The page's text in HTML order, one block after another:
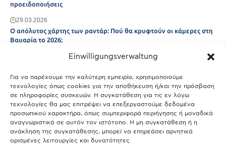
Einwilligungsverwaltung
Για να παρέχουμε την καλύτερη εμπειρία, χρησιμοποιούμε
τεχνολογίες όπως cookies για την αποθήκευση ή/και την πρόσβαση
σε πληροφορίες συσκευών. Η συγκατάθεση για τις εν λόγω
τεχνολογίες θα μας επιτρέψει να επεξεργαστούμε δεδομένα
προσωπικού χαρακτήρα, όπως συμπεριφορά περιήγησης ή μοναδικά
αναγνωριστικά σε αυτόν τον ιστότοπο. Η μη συγκατάθεση ή η
ανάκληση της συγκατάθεσης, μπορεί να επηρεάσει αρνητικά
ορισμένες λειτουργίες και δυνατότητες.
προειδοποιήσεις
29.03.2026
Ο απόλυτος χάρτης των ραντάρ: Πού θα κρυφτούν οι κάμερες στη
Βαυαρία το 2026;
Μόναχο;
25.03.2026
Θύελλα χτυπά το Μόναχο: Κίνδυνος από τους ισχυρούς ανέμους
και τις καταιγίδες
25.03.2026